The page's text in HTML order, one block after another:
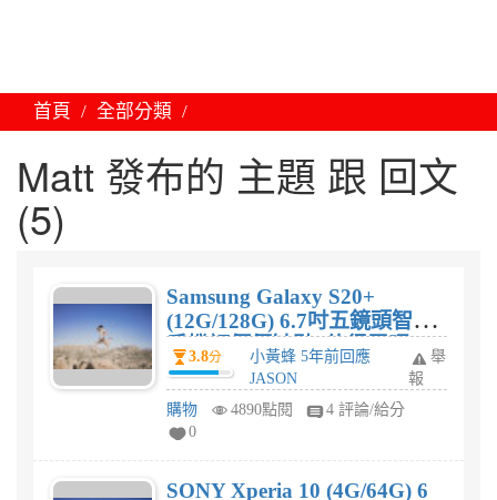
首頁 全部分類
Matt 發布的 主題 跟 回文
(5)
Samsung Galaxy S20+
(12G/128G) 6.7吋五鏡頭智慧
手機評價優缺點?值得買嗎?
3.8分
小黃蜂 5年前回應
JASON
舉
報
購物
4890點閱
4 評論/給分
0
SONY Xperia 10 (4G/64G) 6